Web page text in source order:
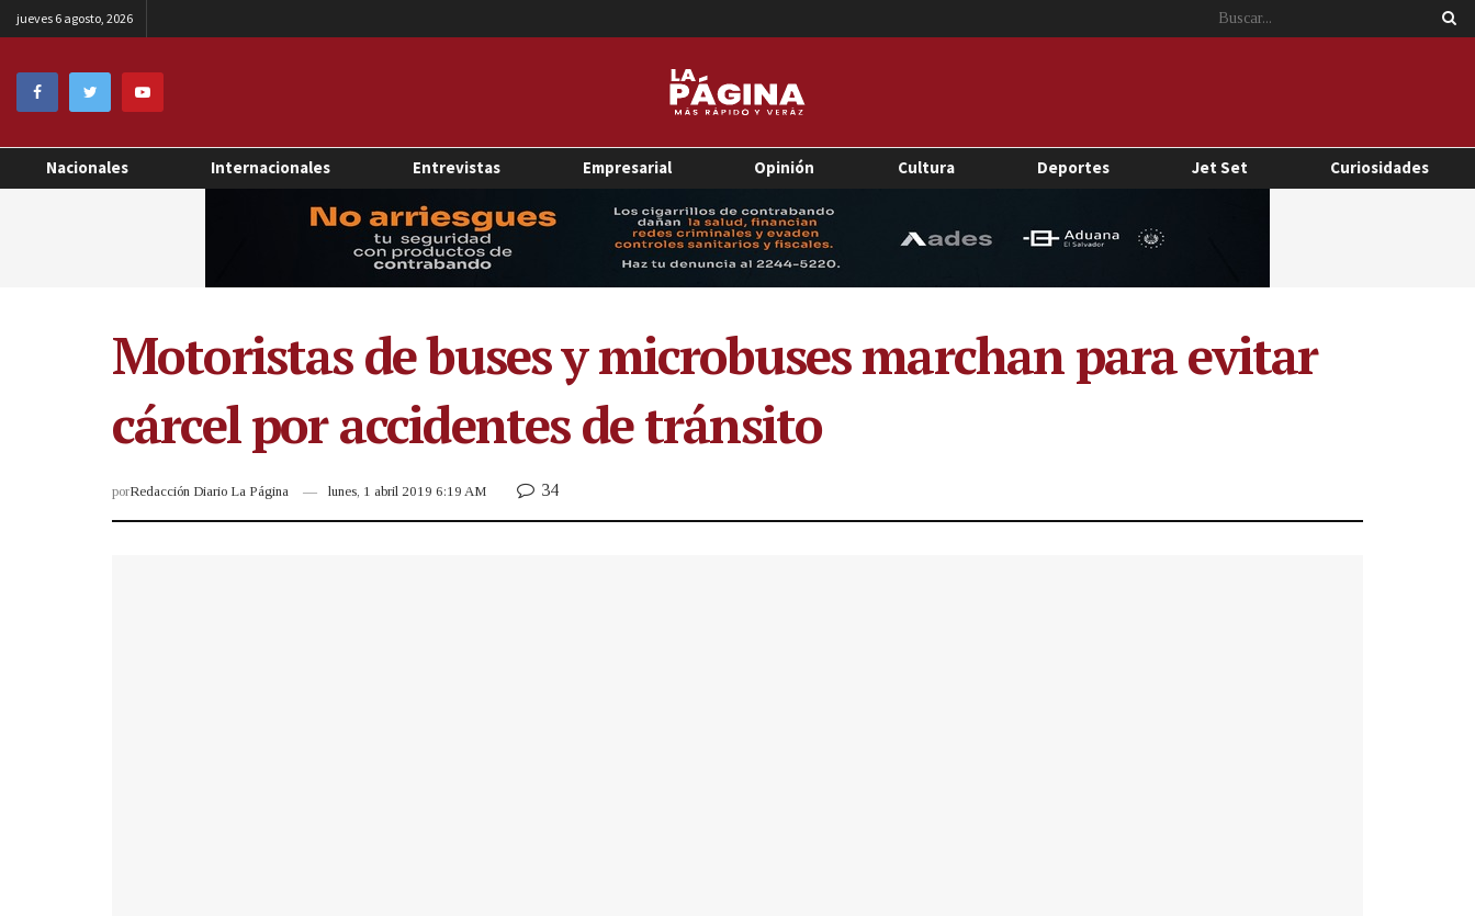
jueves 6 agosto, 2026
Nacionales Internacionales Entrevistas Empresarial Opinión Cultura Deportes Jet Set Curiosidades
Motoristas de buses y microbuses marchan para evitar
cárcel por accidentes de tránsito
porRedacción Diario La Página lunes, 1 abril 2019 6:19 AM 34